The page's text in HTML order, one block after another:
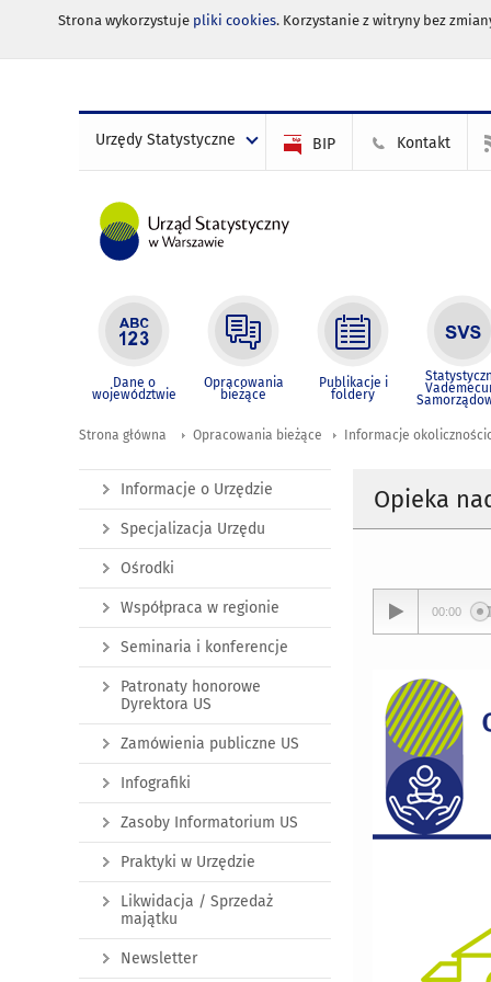
Strona wykorzystuje pliki cookies. Korzystanie z witryny bez
Urzędy Statystyczne BIP Kontakt
Dane o
województwie
Opracowania
bieżące
Publikacje i
foldery
Strona główna Opracowania bieżące Informacje
Opieka
00:00
Informacje o Urzędzie
Specjalizacja Urzędu
Ośrodki
Współpraca w regionie
Seminaria i konferencje
Patronaty honorowe
Dyrektora US
Zamówienia publiczne US
Infografiki
Zasoby Informatorium US
Praktyki w Urzędzie
Likwidacja / Sprzedaż
majątku
Newsletter